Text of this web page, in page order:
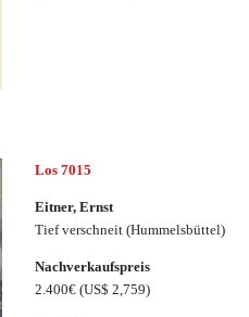
Los 7015
Eitner, Ernst
Tief verschneit (Hummelsbüttel)
Nachverkaufspreis
2.400€(US$ 2,759)